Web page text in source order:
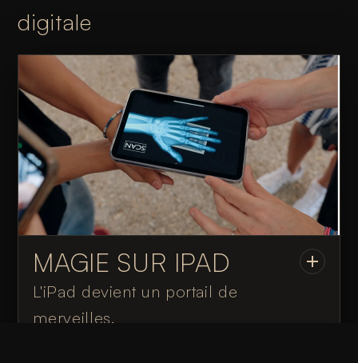
digitale
MAGIE SUR IPAD
L'iPad devient un portail de
merveilles.